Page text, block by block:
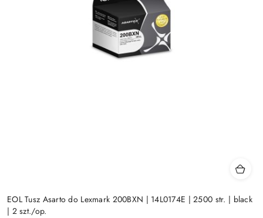
EOL Tusz Asarto do Lexmark 200BXN | 14L0174E | 2500 str. | black
| 2 szt./op.